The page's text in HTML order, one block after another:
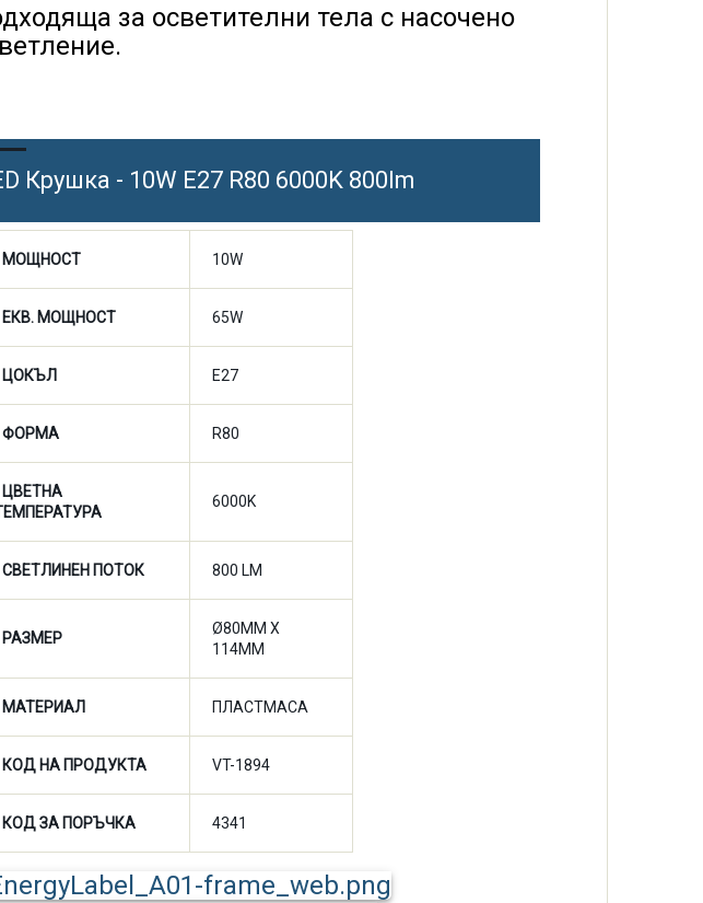
за осветителни тела с насочено
Крушка - 10W E27 R80 6000K 800lm
МОЩНОСТ 10W
ЕКВ. МОЩНОСТ 65W
ЦОКЪЛ E27
ФОРМА R80
ЦВЕТНА
6000K
СВЕТЛИНЕН ПОТОК 800 LM
РАЗМЕР
Ø80MM X
114MM
МАТЕРИАЛ ПЛАСТМАСА
КОД НА ПРОДУКТА VT-1894
КОД ЗА ПОРЪЧКА 4341